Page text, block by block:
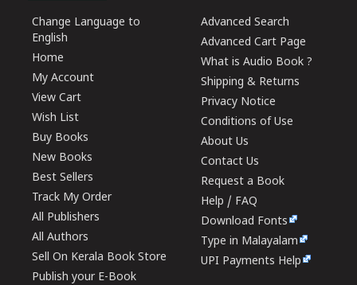
Change Language to
English
Home
My Account
View Cart
Wish List
Buy Books
New Books
Best Sellers
Track My Order
All Publishers
All Authors
Sell On Kerala Book Store
Publish your E-Book
Advanced Search
Advanced Cart Page
What is Audio Book ?
Shipping & Returns
Privacy Notice
Conditions of Use
About Us
Contact Us
Request a Book
Help / FAQ
Download Fonts
Type in Malayalam
UPI Payments Help